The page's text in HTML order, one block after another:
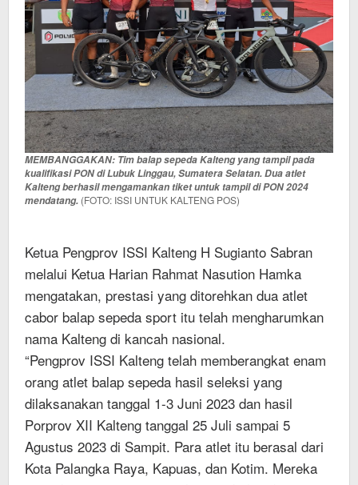
MEMBANGGAKAN: Tim balap sepeda Kalteng yang tampil pada
kualifikasi PON di Lubuk Linggau, Sumatera Selatan. Dua atlet
Kalteng berhasil mengamankan tiket untuk tampil di PON 2024
mendatang. (FOTO: ISSI UNTUK KALTENG POS)
Ketua Pengprov ISSI Kalteng H Sugianto Sabran
melalui Ketua Harian Rahmat Nasution Hamka
mengatakan, prestasi yang ditorehkan dua atlet
cabor balap sepeda sport itu telah mengharumkan
nama Kalteng di kancah nasional.
“Pengprov ISSI Kalteng telah memberangkat enam
orang atlet balap sepeda hasil seleksi yang
dilaksanakan tanggal 1-3 Juni 2023 dan hasil
Porprov XII Kalteng tanggal 25 Juli sampai 5
Agustus 2023 di Sampit. Para atlet itu berasal dari
Kota Palangka Raya, Kapuas, dan Kotim. Mereka